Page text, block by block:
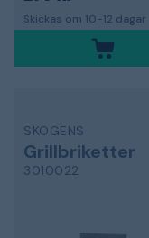
Skickas om 10-12 dagar
SKOGENS
Grillbriketter
3010022